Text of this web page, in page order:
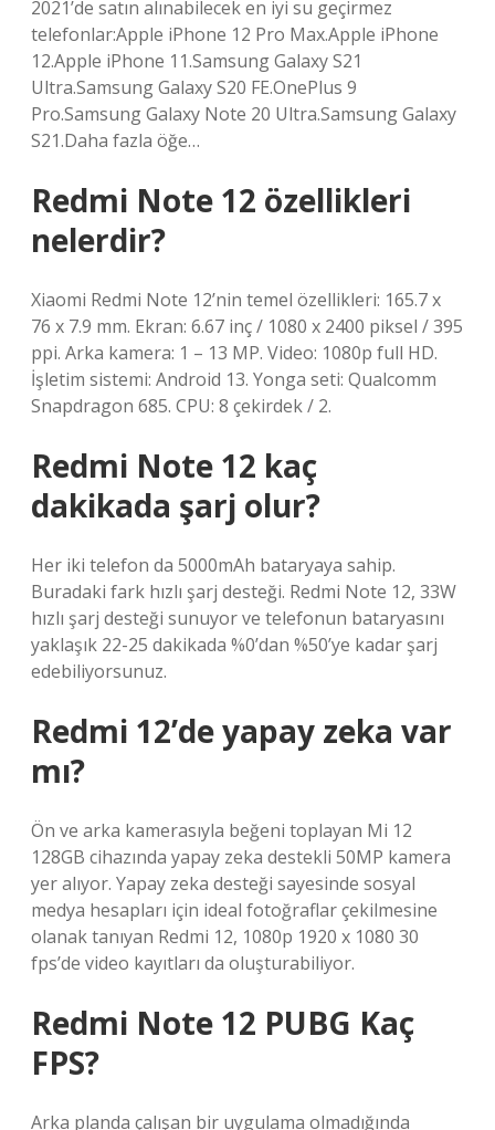
2021’de satın alınabilecek en iyi su geçirmez
telefonlar:Apple iPhone 12 Pro Max.Apple iPhone
12.Apple iPhone 11.Samsung Galaxy S21
Ultra.Samsung Galaxy S20 FE.OnePlus 9
Pro.Samsung Galaxy Note 20 Ultra.Samsung Galaxy
S21.Daha fazla öğe…
Redmi Note 12 özellikleri
nelerdir?
Xiaomi Redmi Note 12’nin temel özellikleri: 165.7 x
76 x 7.9 mm. Ekran: 6.67 inç / 1080 x 2400 piksel / 395
ppi. Arka kamera: 1 – 13 MP. Video: 1080p full HD.
İşletim sistemi: Android 13. Yonga seti: Qualcomm
Snapdragon 685. CPU: 8 çekirdek / 2.
Redmi Note 12 kaç
dakikada şarj olur?
Her iki telefon da 5000mAh bataryaya sahip.
Buradaki fark hızlı şarj desteği. Redmi Note 12, 33W
hızlı şarj desteği sunuyor ve telefonun bataryasını
yaklaşık 22-25 dakikada %0’dan %50’ye kadar şarj
edebiliyorsunuz.
Redmi 12’de yapay zeka var
mı?
Ön ve arka kamerasıyla beğeni toplayan Mi 12
128GB cihazında yapay zeka destekli 50MP kamera
yer alıyor. Yapay zeka desteği sayesinde sosyal
medya hesapları için ideal fotoğraflar çekilmesine
olanak tanıyan Redmi 12, 1080p 1920 x 1080 30
fps’de video kayıtları da oluşturabiliyor.
Redmi Note 12 PUBG Kaç
FPS?
Arka planda çalışan bir uygulama olmadığında